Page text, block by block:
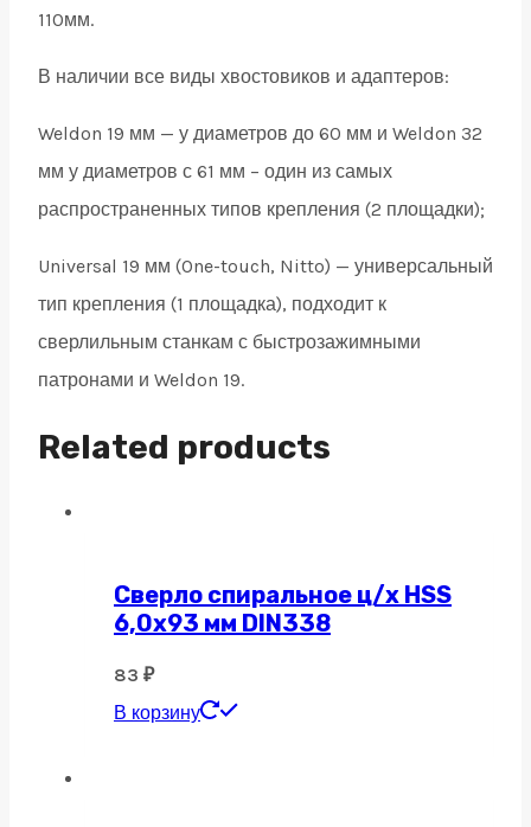
110мм.
В наличии все виды хвостовиков и адаптеров:
Weldon 19 мм — у диаметров до 60 мм и Weldon 32
мм у диаметров с 61 мм – один из самых
распространенных типов крепления (2 площадки);
Universal 19 мм (One-touch, Nitto) — универсальный
тип крепления (1 площадка), подходит к
сверлильным станкам с быстрозажимными
патронами и Weldon 19.
Related products
Сверло спиральное ц/х HSS
6,0х93 мм DIN338
83 ₽
В корзину